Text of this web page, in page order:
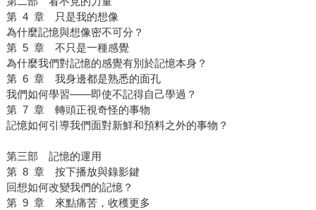
第 4 章 只是我的想像
為什麼記憶與想像密不可分？
第 5 章 不只是一種感覺
為什麼我們對記憶的感覺有別於記憶本身？
第 6 章 我身邊都是熟悉的面孔
我們如何學習——即使不記得自己學過？
第 7 章 轉頭正視奇怪的事物
記憶如何引導我們面對新鮮和預料之外的事物？
第三部 記憶的運用
第 8 章 按下播放與錄影鍵
回想如何改變我們的記憶？
第 9 章 來點痛苦，收穫更多